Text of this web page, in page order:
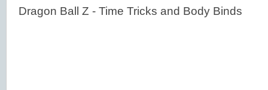
Dragon Ball Z - Time Tricks and Body Binds